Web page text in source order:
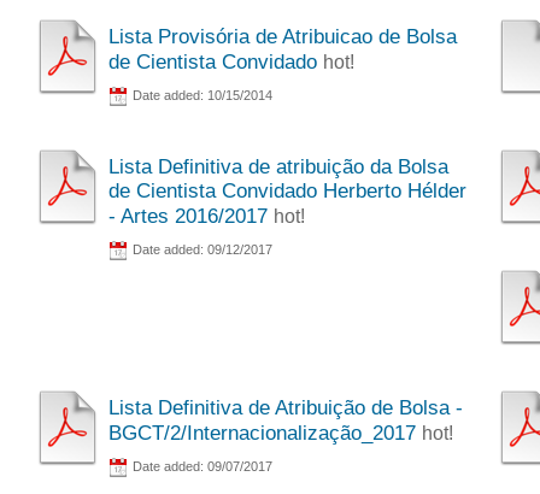
Lista Provisória de Atribuicao de Bolsa
de Cientista Convidado hot!
Date added: 10/15/2014
Lista Definitiva de atribuição da Bolsa
de Cientista Convidado Herberto Hélder
- Artes 2016/2017 hot!
Date added: 09/12/2017
Lista Definitiva de Atribuição de Bolsa -
BGCT/2/Internacionalização_2017 hot!
Date added: 09/07/2017